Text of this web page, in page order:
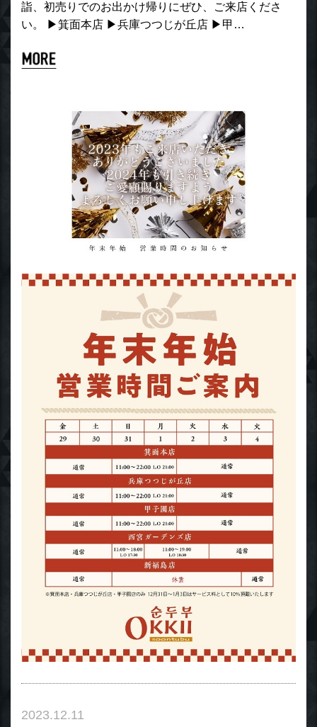
詣、初売りでのお出かけ帰りにぜひ、ご来店くださ
い。 ▶︎箕面本店 ▶︎兵庫つつじが丘店 ▶︎甲…
2023.12.11